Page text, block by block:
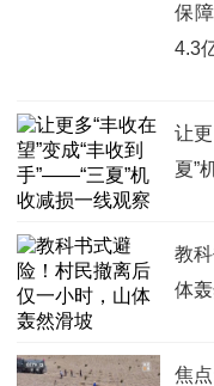
保
4.3
让
夏”
教
体
焦